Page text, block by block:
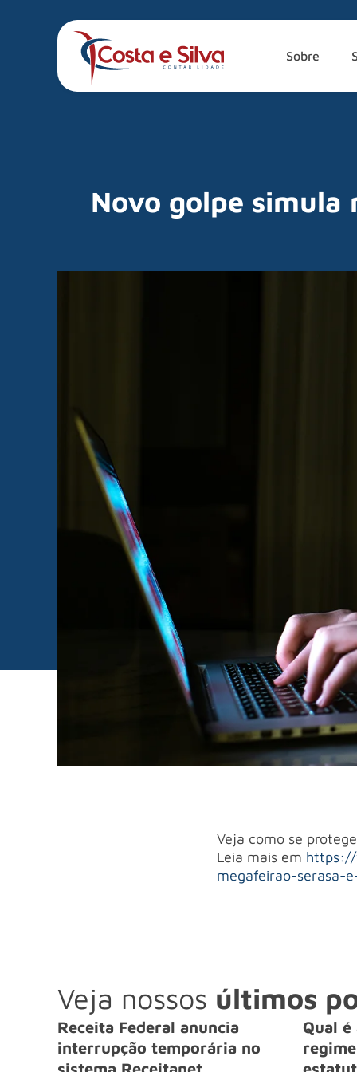
Sobre
Novo golpe simula
Veja como se
Leia mais em https://
megafeirao-serasa-
Veja nossos últimos
Receita Federal anuncia
interrupção temporária no
Qual